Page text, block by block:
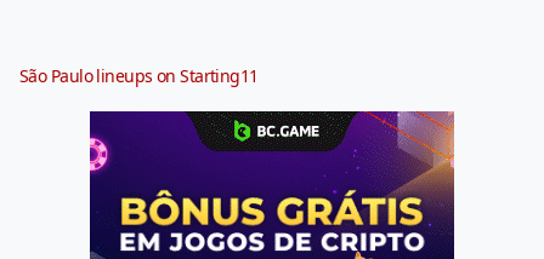
São Paulo lineups on Starting11